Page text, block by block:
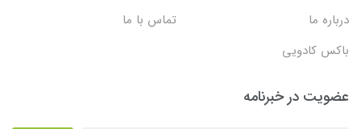
درباره ما
تماس با ما
باکس کادویی
عضویت در خبرنامه